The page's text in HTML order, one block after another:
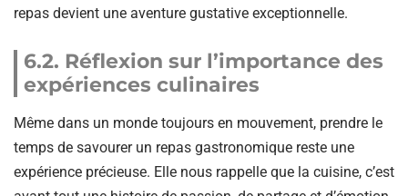
repas devient une aventure gustative exceptionnelle.
6.2. Réflexion sur l’importance des
expériences culinaires
Même dans un monde toujours en mouvement, prendre le
temps de savourer un repas gastronomique reste une
expérience précieuse. Elle nous rappelle que la cuisine, c’est